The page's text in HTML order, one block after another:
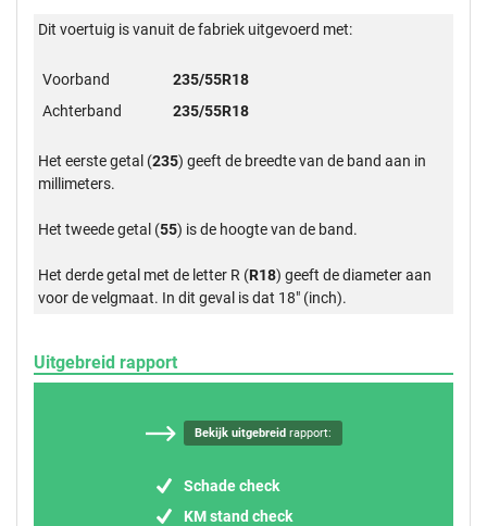
Dit voertuig is vanuit de fabriek uitgevoerd met:
Voorband
235/55R18
Achterband
235/55R18
Het eerste getal (235) geeft de breedte van de band aan in
millimeters.
Het tweede getal (55) is de hoogte van de band.
Het derde getal met de letter R (R18) geeft de diameter aan
voor de velgmaat. In dit geval is dat 18" (inch).
Uitgebreid rapport
Bekijk uitgebreidrapport:
Schade check
KM stand check